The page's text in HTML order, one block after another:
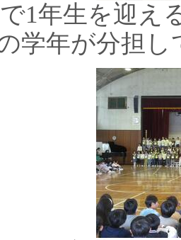
1年生を迎え
学年が分担